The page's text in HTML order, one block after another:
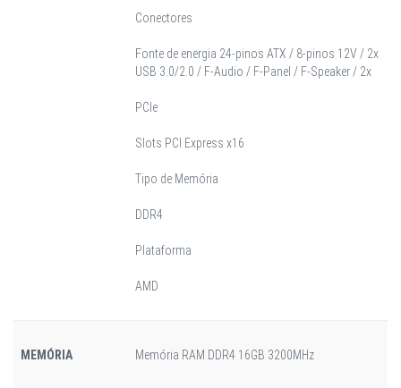
Conectores
Fonte de energia 24-pinos ATX / 8-pinos 12V / 2x
USB 3.0/2.0 / F-Audio / F-Panel / F-Speaker / 2x
PCIe
Slots PCI Express x16
Tipo de Memória
DDR4
Plataforma
AMD
MEMÓRIA Memória RAM DDR4 16GB 3200MHz